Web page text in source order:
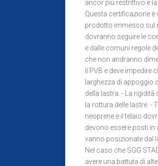
ancor più restrittivo e
Questa certificazione
prodotto immesso sul
dovranno seguire le
e dalle comuni regole
che non andranno
il PVB e deve impedire
larghezza di appoggio
della lastra. - La
la rottura delle lastre. -
neoprene e il telaio
devono essere posti in
vanno posizionate dal
Nel caso che SGG
avere una battuta di